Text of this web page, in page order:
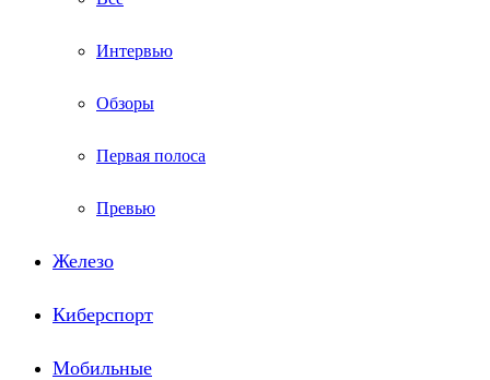
Интервью
Обзоры
Первая полоса
Превью
Железо
Киберспорт
Мобильные